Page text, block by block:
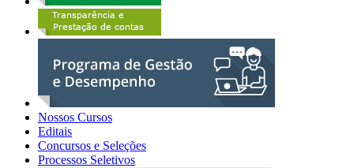
Nossos Cursos
Editais
Concursos e Seleções
Processos Seletivos